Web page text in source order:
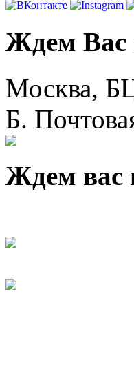
Ждем Вас
Москва,
Б.
Ждем вас